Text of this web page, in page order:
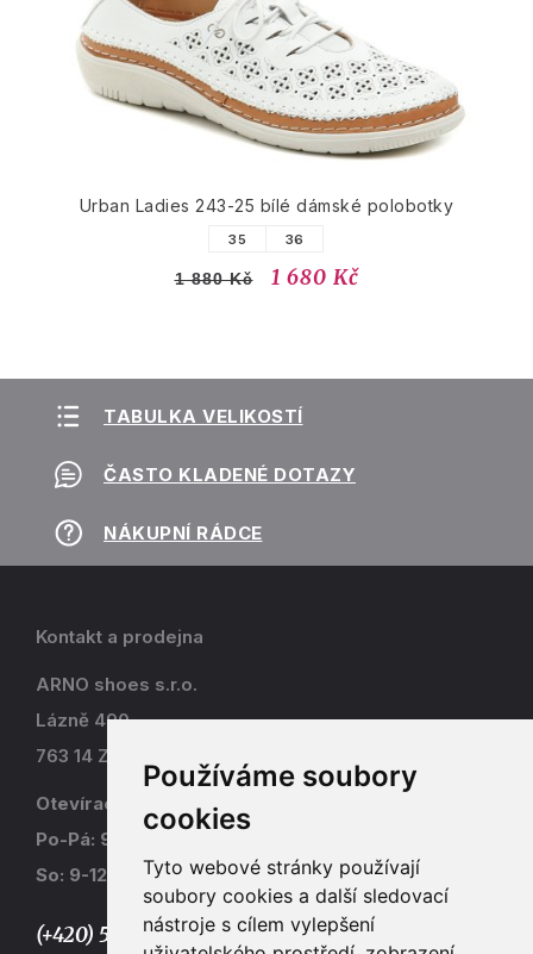
Používáme soubory
cookies
Tyto webové stránky používají
soubory cookies a další sledovací
nástroje s cílem vylepšení
Urban Ladies 243-25 bílé dámské polobotky
35 36
1 880 Kč 1 680 Kč
TABULKA VELIKOSTÍ
ČASTO KLADENÉ DOTAZY
NÁKUPNÍ RÁDCE
Kontakt a prodejna
ARNO shoes s.r.o.
Lázně 490
763 14 Zlín - Kostelec
Otevírací doba
Po-Pá: 9-17
So: 9-12
(+420) 577 915 036,